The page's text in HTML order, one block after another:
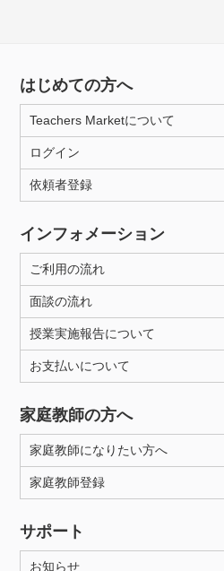
はじめての方へ
Teachers Marketについて
ログイン
依頼者登録
インフォメーション
ご利用の流れ
面談の流れ
授業実施報告について
お支払いについて
家庭教師の方へ
家庭教師になりたい方へ
家庭教師登録
サポート
お知らせ